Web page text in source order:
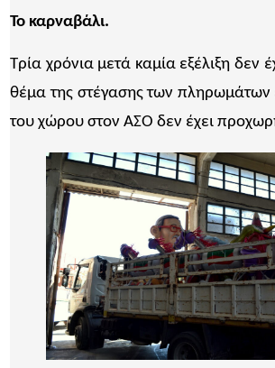
Το καρναβάλι.
Τρία χρόνια μετά καμία εξέλιξη δεν
θέμα της στέγασης των
του χώρου στον ΑΣΟ δεν έχει